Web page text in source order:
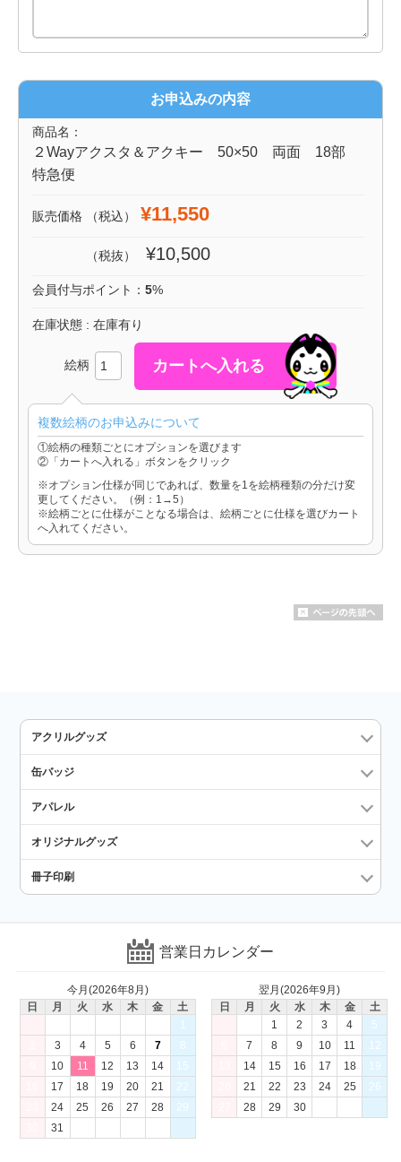
お申込みの内容
商品名：
２Wayアクスタ＆アクキー 50×50 両面 18部
特急便
販売価格 （税込） ¥11,550
（税抜） ¥10,500
会員付与ポイント： 5%
在庫状態 : 在庫有り
絵柄
複数絵柄のお申込みについて
①絵柄の種類ごとにオプションを選びます
②「カートへ入れる」ボタンをクリック
※オプション仕様が同じであれば、数量を1を絵柄種類の分だけ変
更してください。（例：1→5）
※絵柄ごとに仕様がことなる場合は、絵柄ごとに仕様を選びカート
へ入れてください。
アクリルグッズ
缶バッジ
アパレル
オリジナルグッズ
冊子印刷
営業日カレンダー
今月(2026年8月)
日
月 火 水 木 金
土
1
3 4 5 6 7
8
10 11 12 13 14
15
17 18 19 20 21
22
24 25 26 27 28
29
31
翌月(2026年9月)
日
月 火 水 木 金
土
1
2 3 4
5
7 8 9 10 11
12
14 15 16 17 18
19
21 22 23 24 25
26
28 29 30